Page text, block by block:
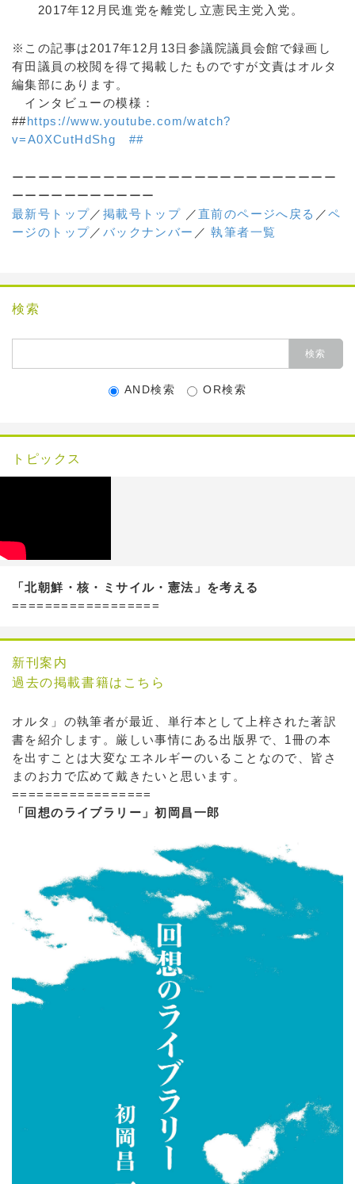
2017年12月民進党を離党し立憲民主党入党。
※この記事は2017年12月13日参議院議員会館で録画し
有田議員の校閲を得て掲載したものですが文責はオルタ
編集部にあります。
インタビューの模様：
##https://www.youtube.com/watch?
v=A0XCutHdShg ##
ーーーーーーーーーーーーーーーーーーーーーーーーー
ーーーーーーーーーーー
最新号トップ／ 掲載号トップ ／直前のページへ戻る ／ペ
ージのトップ／ バックナンバー ／執筆者一覧
検索
AND検索 OR検索
トピックス
「北朝鮮・核・ミサイル・憲法」を考える
==================
新刊案内
過去の掲載書籍はこちら
オルタ」の執筆者が最近、単行本として上梓された著訳
書を紹介します。厳しい事情にある出版界で、1冊の本
を出すことは大変なエネルギーのいることなので、皆さ
まのお力で広めて戴きたいと思います。
=================
「回想のライブラリー」初岡昌一郎